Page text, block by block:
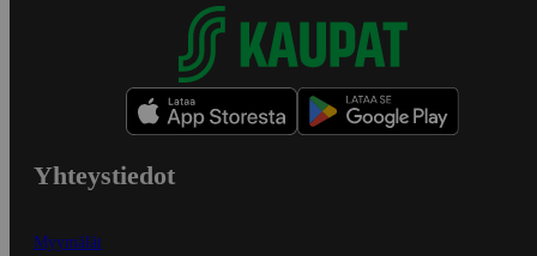
Yhteystiedot
Myymälät